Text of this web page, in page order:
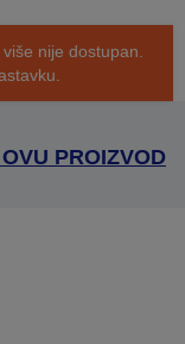
nije dostupan.
PROIZVOD